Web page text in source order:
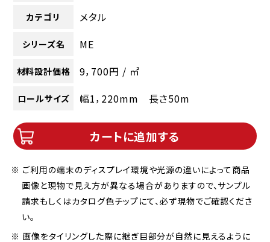
カテゴリ メタル
シリーズ名 ME
材料設計価格 9，700円 / ㎡
ロールサイズ 幅1，220mm 長さ50m
カートに追加する
※ ご利用の端末のディスプレイ環境や光源の違いによって商品
画像と現物で見え方が異なる場合がありますので、サンプル
請求もしくはカタログ色チップにて、必ず現物でご確認くださ
い。
※ 画像をタイリングした際に継ぎ目部分が自然に見えるように